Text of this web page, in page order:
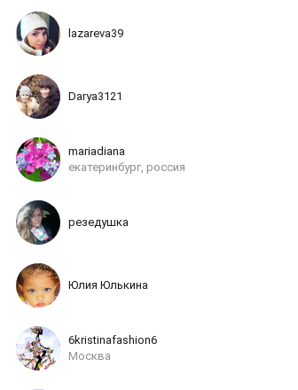
lazareva39
Darya3121
mariadiana
екатеринбург, россия
резедушка
Юлия Юлькина
6kristinafashion6
Москва